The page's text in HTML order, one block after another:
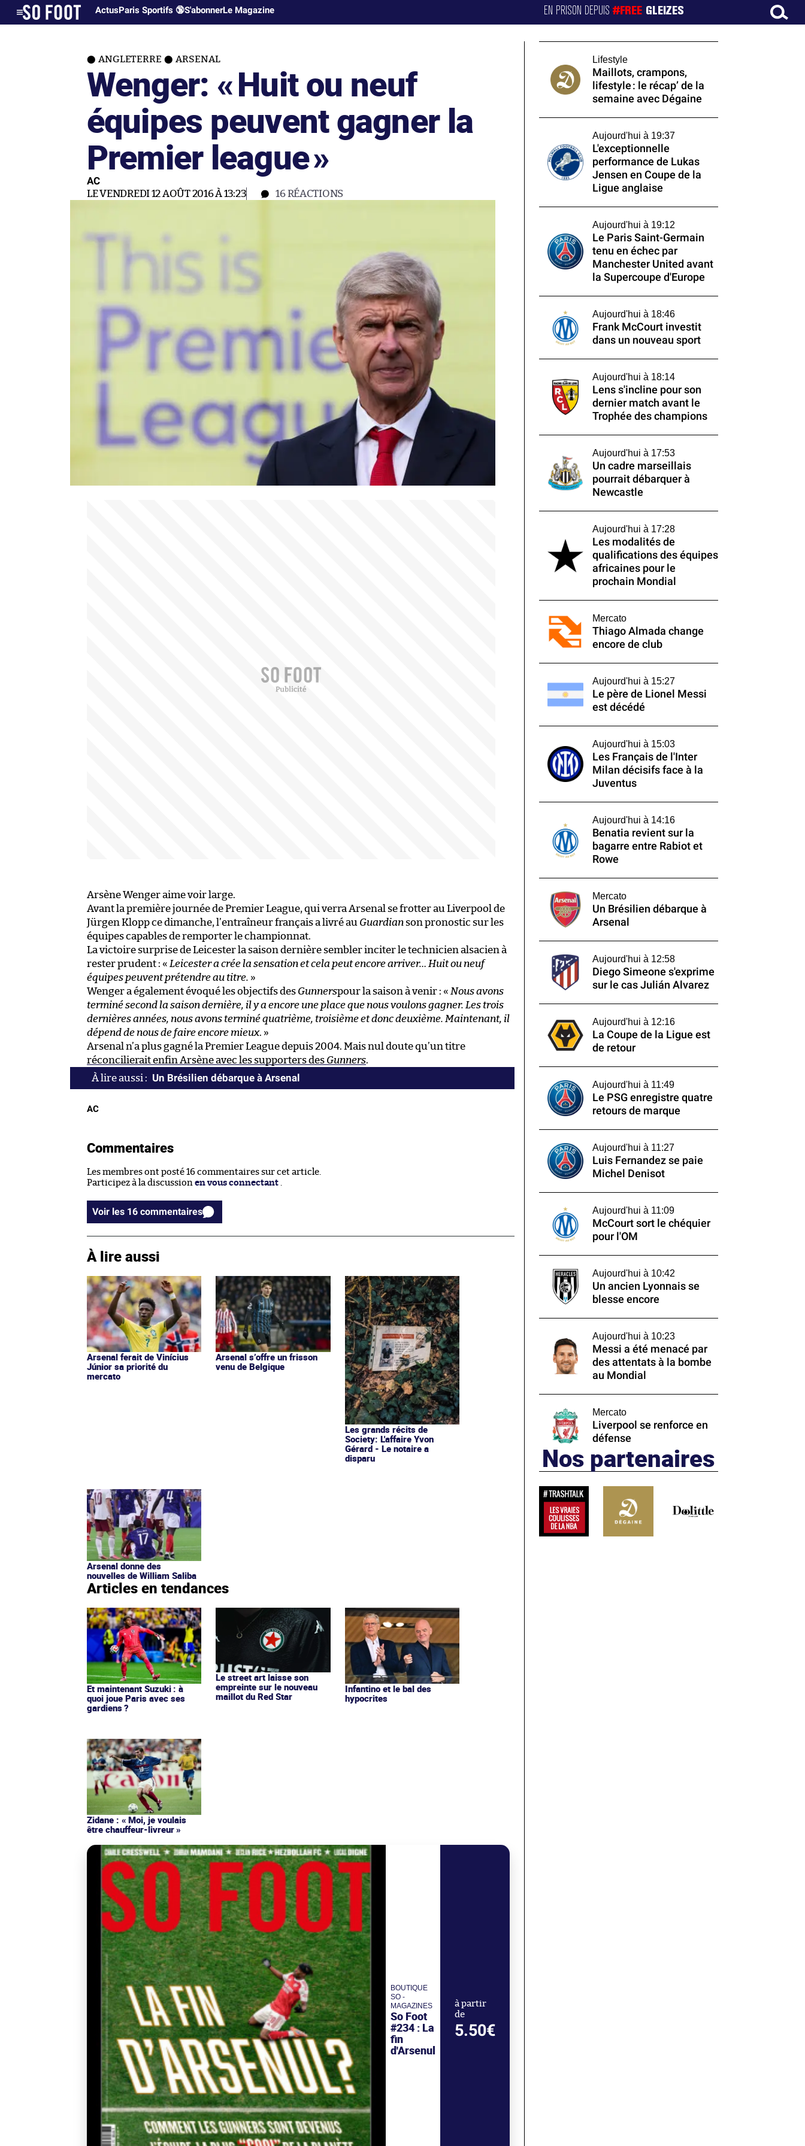
ActusParis Sportifs 🔞S'abonnerLe Magazine EN PRISON DEPUIS#FREE GLEIZES
ANGLETERRE ARSENAL
Wenger: «Huit ou neuf
équipes peuvent gagner la
Premier league»
AC
LE VENDREDI 12 AOÛT 2016 À 13:23 16RÉACTIONS
Arsène Wenger aime voir large.
Avant la première journée de Premier League, qui verra Arsenal se frotter au Liverpool de
Jürgen Klopp ce dimanche, l’entraîneur français a livré au Guardian son pronostic sur les
équipes capables de remporter le championnat.
La victoire surprise de Leicester la saison dernière sembler inciter le technicien alsacien à
rester prudent : « Leicester a crée la sensation et cela peut encore arriver… Huit ou neuf
équipes peuvent prétendre au titre. »
Wenger a également évoqué les objectifs des Gunnerspour la saison à venir : « Nous avons
terminé second la saison dernière, il y a encore une place que nous voulons gagner. Les trois
dernières années, nous avons terminé quatrième, troisième et donc deuxième. Maintenant, il
dépend de nous de faire encore mieux. »
Arsenal n’a plus gagné la Premier League depuis 2004. Mais nul doute qu’un titre
réconcilierait enfin Arsène avec les supporters des Gunners.
Un Brésilien débarque à Arsenal
AC
Commentaires
Les membres ont posté 16 commentaires sur cet article.
Participez à la discussion en vous connectant .
Voir les 16 commentaires
À lire aussi
Arsenal ferait de Vinícius
Júnior sa priorité du
mercato
Arsenal s’offre un frisson
venu de Belgique
Les grands récits de
Society: L'affaire Yvon
Gérard - Le notaire a
disparu
Arsenal donne des
nouvelles de William Saliba
Articles en tendances
Et maintenant Suzuki : à
quoi joue Paris avec ses
gardiens ?
Le street art laisse son
empreinte sur le nouveau
maillot du Red Star
Infantino et le bal des
hypocrites
Zidane : « Moi, je voulais
être chauffeur-livreur »
BOUTIQUE
SO -
MAGAZINES
So Foot
#234 : La
fin
d'Arsenul
à partir
de
5.50€
Lifestyle
Maillots, crampons,
lifestyle : le récap’ de la
semaine avec Dégaine
Aujourd'hui à 19:37
L'exceptionnelle
performance de Lukas
Jensen en Coupe de la
Ligue anglaise
Aujourd'hui à 19:12
Le Paris Saint-Germain
tenu en échec par
Manchester United avant
la Supercoupe d'Europe
Aujourd'hui à 18:46
Frank McCourt investit
dans un nouveau sport
Aujourd'hui à 18:14
Lens s'incline pour son
dernier match avant le
Trophée des champions
Aujourd'hui à 17:53
Un cadre marseillais
pourrait débarquer à
Newcastle
Aujourd'hui à 17:28
Les modalités de
qualifications des équipes
africaines pour le
prochain Mondial
Mercato
Thiago Almada change
encore de club
Aujourd'hui à 15:27
Le père de Lionel Messi
est décédé
Aujourd'hui à 15:03
Les Français de l'Inter
Milan décisifs face à la
Juventus
Aujourd'hui à 14:16
Benatia revient sur la
bagarre entre Rabiot et
Rowe
Mercato
Un Brésilien débarque à
Arsenal
Aujourd'hui à 12:58
Diego Simeone s'exprime
sur le cas Julián Alvarez
Aujourd'hui à 12:16
La Coupe de la Ligue est
de retour
Aujourd'hui à 11:49
Le PSG enregistre quatre
retours de marque
Aujourd'hui à 11:27
Luis Fernandez se paie
Michel Denisot
Aujourd'hui à 11:09
McCourt sort le chéquier
pour l'OM
Aujourd'hui à 10:42
Un ancien Lyonnais se
blesse encore
Aujourd'hui à 10:23
Messi a été menacé par
des attentats à la bombe
au Mondial
Mercato
Liverpool se renforce en
défense
Nos partenaires